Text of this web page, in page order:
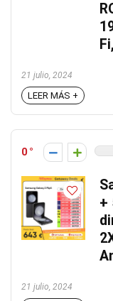
21 julio, 2024
LEER MÁS +
0
+
21 julio, 2024